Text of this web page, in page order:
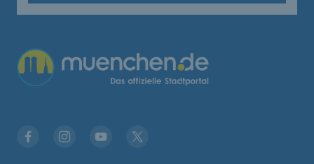
Übergreifende Links